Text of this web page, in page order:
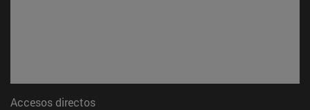
Accesos directos